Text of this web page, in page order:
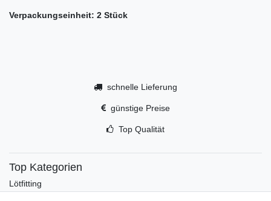
Verpackungseinheit: 2 Stück
schnelle Lieferung
günstige Preise
Top Qualität
Top Kategorien
Lötfitting